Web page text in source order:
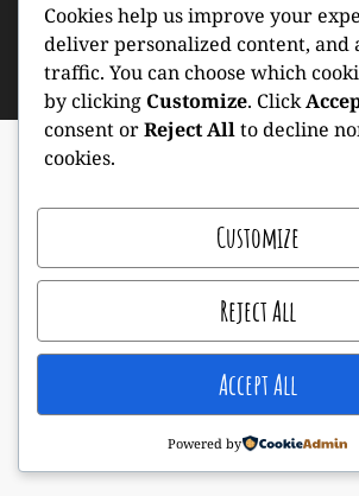
Copyright © 2026 Дошкільний
академічного ліцею. All Rights
Camp by Catch Themes
Cookies help us improve your
deliver personalized content, and
traffic. You can choose which
by clicking Customize. Click
consent orReject Allto decline
cookies.
Customize
Reject All
Accept All
Powered by